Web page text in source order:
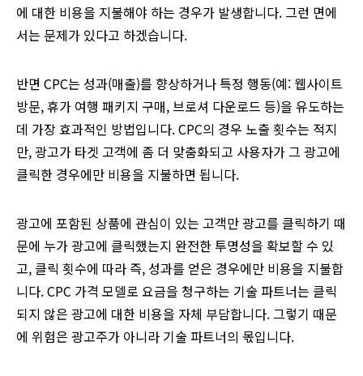
에 대한 비용을 지불해야 하는 경우가 발생합니다. 그런 면에
서는 문제가 있다고 하겠습니다.
반면 CPC는 성과(매출)를 향상하거나 특정 행동(예: 웹사이트
방문, 휴가 여행 패키지 구매, 브로셔 다운로드 등)을 유도하는
데 가장 효과적인 방법입니다. CPC의 경우 노출 횟수는 적지
만, 광고가 타겟 고객에 좀 더 맞춤화되고 사용자가 그 광고에
클릭한 경우에만 비용을 지불하면 됩니다.
광고에 포함된 상품에 관심이 있는 고객만 광고를 클릭하기 때
문에 누가 광고에 클릭했는지 완전한 투명성을 확보할 수 있
고, 클릭 횟수에 따라 즉, 성과를 얻은 경우에만 비용을 지불합
니다. CPC 가격 모델로 요금을 청구하는 기술 파트너는 클릭
되지 않은 광고에 대한 비용을 자체 부담합니다. 그렇기 때문
에 위험은 광고주가 아니라 기술 파트너의 몫입니다.